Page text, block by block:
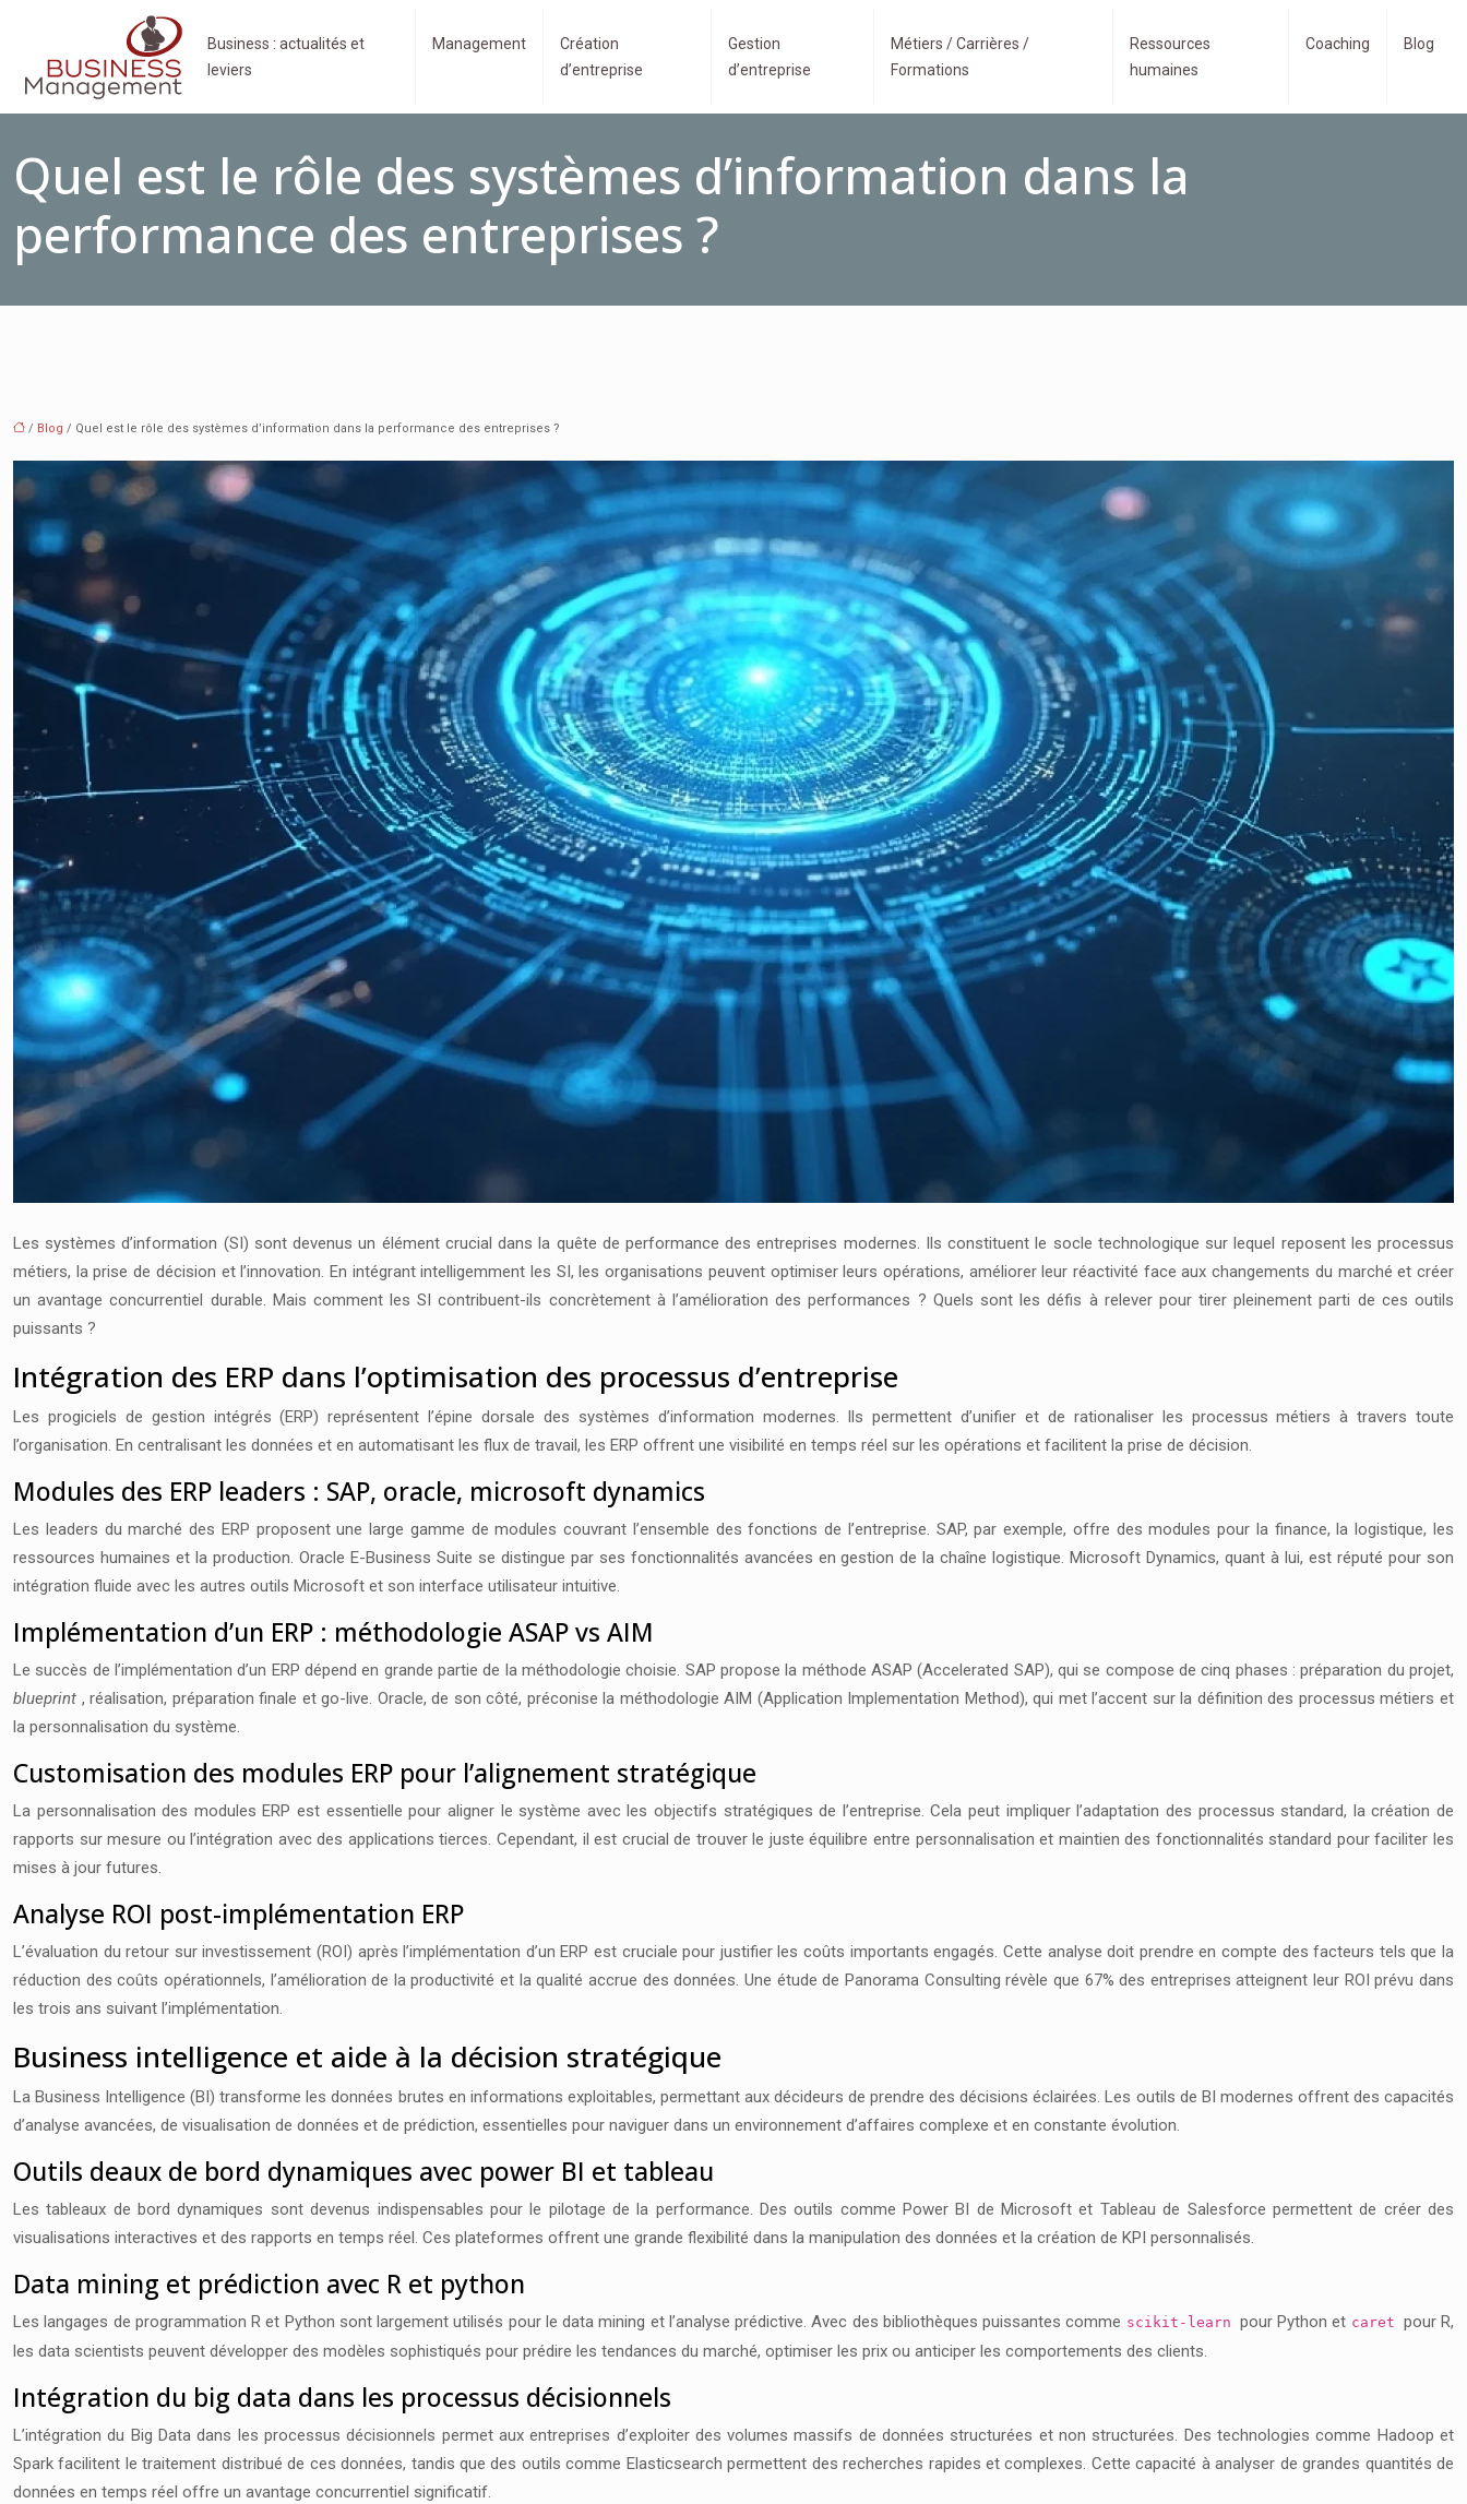
Business : actualités et
leviers
Management
Création
d’entreprise
Gestion
d’entreprise
Métiers / Carrières /
Formations
Ressources
humaines
Coaching Blog
Quel est le rôle des systèmes d’information dans la
performance des entreprises ?
/ Blog / Quel est le rôle des systèmes d’information dans la performance des entreprises ?
Les systèmes d’information (SI) sont devenus un élément crucial dans la quête de performance des entreprises modernes. Ils constituent le socle technologique sur lequel reposent les processus
métiers, la prise de décision et l’innovation. En intégrant intelligemment les SI, les organisations peuvent optimiser leurs opérations, améliorer leur réactivité face aux changements du marché et créer
un avantage concurrentiel durable. Mais comment les SI contribuent-ils concrètement à l’amélioration des performances ? Quels sont les défis à relever pour tirer pleinement parti de ces outils
puissants ?
Intégration des ERP dans l’optimisation des processus d’entreprise
Les progiciels de gestion intégrés (ERP) représentent l’épine dorsale des systèmes d’information modernes. Ils permettent d’unifier et de rationaliser les processus métiers à travers toute
l’organisation. En centralisant les données et en automatisant les flux de travail, les ERP offrent une visibilité en temps réel sur les opérations et facilitent la prise de décision.
Modules des ERP leaders : SAP, oracle, microsoft dynamics
Les leaders du marché des ERP proposent une large gamme de modules couvrant l’ensemble des fonctions de l’entreprise. SAP, par exemple, offre des modules pour la finance, la logistique, les
ressources humaines et la production. Oracle E-Business Suite se distingue par ses fonctionnalités avancées en gestion de la chaîne logistique. Microsoft Dynamics, quant à lui, est réputé pour son
intégration fluide avec les autres outils Microsoft et son interface utilisateur intuitive.
Implémentation d’un ERP : méthodologie ASAP vs AIM
Le succès de l’implémentation d’un ERP dépend en grande partie de la méthodologie choisie. SAP propose la méthode ASAP (Accelerated SAP), qui se compose de cinq phases : préparation du projet,
blueprint , réalisation, préparation finale et go-live. Oracle, de son côté, préconise la méthodologie AIM (Application Implementation Method), qui met l’accent sur la définition des processus métiers et
la personnalisation du système.
Customisation des modules ERP pour l’alignement stratégique
La personnalisation des modules ERP est essentielle pour aligner le système avec les objectifs stratégiques de l’entreprise. Cela peut impliquer l’adaptation des processus standard, la création de
rapports sur mesure ou l’intégration avec des applications tierces. Cependant, il est crucial de trouver le juste équilibre entre personnalisation et maintien des fonctionnalités standard pour faciliter les
mises à jour futures.
Analyse ROI post-implémentation ERP
L’évaluation du retour sur investissement (ROI) après l’implémentation d’un ERP est cruciale pour justifier les coûts importants engagés. Cette analyse doit prendre en compte des facteurs tels que la
réduction des coûts opérationnels, l’amélioration de la productivité et la qualité accrue des données. Une étude de Panorama Consulting révèle que 67% des entreprises atteignent leur ROI prévu dans
les trois ans suivant l’implémentation.
Business intelligence et aide à la décision stratégique
La Business Intelligence (BI) transforme les données brutes en informations exploitables, permettant aux décideurs de prendre des décisions éclairées. Les outils de BI modernes offrent des capacités
d’analyse avancées, de visualisation de données et de prédiction, essentielles pour naviguer dans un environnement d’affaires complexe et en constante évolution.
Outils deaux de bord dynamiques avec power BI et tableau
Les tableaux de bord dynamiques sont devenus indispensables pour le pilotage de la performance. Des outils comme Power BI de Microsoft et Tableau de Salesforce permettent de créer des
visualisations interactives et des rapports en temps réel. Ces plateformes offrent une grande flexibilité dans la manipulation des données et la création de KPI personnalisés.
Data mining et prédiction avec R et python
Les langages de programmation R et Python sont largement utilisés pour le data mining et l’analyse prédictive. Avec des bibliothèques puissantes comme scikit-learn pour Python et caret pour R,
les data scientists peuvent développer des modèles sophistiqués pour prédire les tendances du marché, optimiser les prix ou anticiper les comportements des clients.
Intégration du big data dans les processus décisionnels
L’intégration du Big Data dans les processus décisionnels permet aux entreprises d’exploiter des volumes massifs de données structurées et non structurées. Des technologies comme Hadoop et
Spark facilitent le traitement distribué de ces données, tandis que des outils comme Elasticsearch permettent des recherches rapides et complexes. Cette capacité à analyser de grandes quantités de
données en temps réel offre un avantage concurrentiel significatif.